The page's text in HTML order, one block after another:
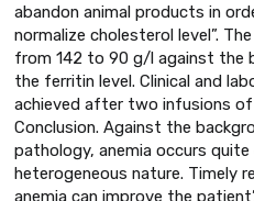
abandon animal products in
normalize cholesterol level”.
from 142 to 90 g/l against the
the ferritin level. Clinical and
achieved after two infusions
Conclusion. Against the
pathology, anemia occurs
heterogeneous nature. Timely
anemia can improve the